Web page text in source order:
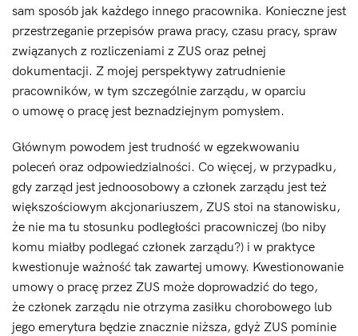
sam sposób jak każdego innego pracownika. Konieczne jest
przestrzeganie przepisów prawa pracy, czasu pracy, spraw
związanych z rozliczeniami z ZUS oraz pełnej
dokumentacji. Z mojej perspektywy zatrudnienie
pracowników, w tym szczególnie zarządu, w oparciu
o umowę o pracę jest beznadziejnym pomysłem.
Głównym powodem jest trudność w egzekwowaniu
poleceń oraz odpowiedzialności. Co więcej, w przypadku,
gdy zarząd jest jednoosobowy a członek zarządu jest też
większościowym akcjonariuszem, ZUS stoi na stanowisku,
że nie ma tu stosunku podległości pracowniczej (bo niby
komu miałby podlegać członek zarządu?) i w praktyce
kwestionuje ważność tak zawartej umowy. Kwestionowanie
umowy o pracę przez ZUS może doprowadzić do tego,
że członek zarządu nie otrzyma zasiłku chorobowego lub
jego emerytura będzie znacznie niższa, gdyż ZUS pominie